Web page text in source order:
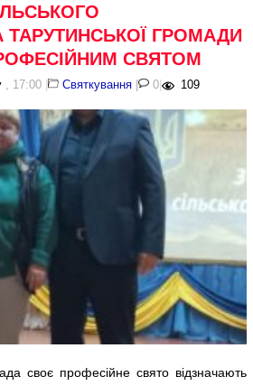
ГРОМАДИ
СВЯТОМ
, 17:00 | Святкування | 0 | 109
своє професійне свято відзначають